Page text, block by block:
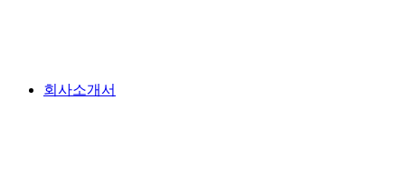
회사소개서